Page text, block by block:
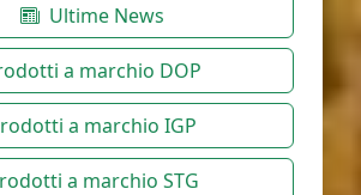
Ultime News
a marchio DOP
a marchio IGP
a marchio STG